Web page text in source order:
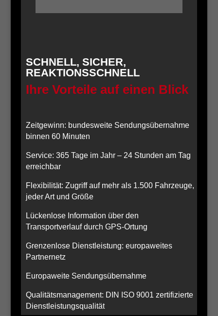
SCHNELL, SICHER,
REAKTIONSSCHNELL
Ihre Vorteile auf einen Blick
Zeitgewinn: bundesweite Sendungsübernahme
binnen 60 Minuten
Service: 365 Tage im Jahr – 24 Stunden am Tag
erreichbar
Flexibilität: Zugriff auf mehr als 1.500 Fahrzeuge,
jeder Art und Größe
Lückenlose Information über den
Transportverlauf durch GPS-Ortung
Grenzenlose Dienstleistung: europaweites
Partnernetz
Europaweite Sendungsübernahme
Qualitätsmanagement: DIN ISO 9001 zertifizierte
Dienstleistungsqualität